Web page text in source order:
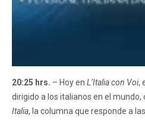
20:25 hrs. – Hoy en L’Italia con Voi,
dirigido a los italianos en el mundo,
Italia, la columna que responde a